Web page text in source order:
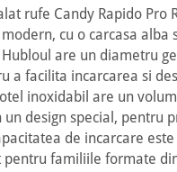
rufe Candy Rapido Pro
cu o carcasa alba
are un diametru
a facilita incarcarea si
inoxidabil are un
un design special, pentru
de incarcare
familiile formate